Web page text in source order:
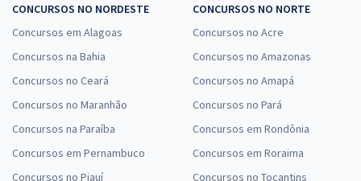
CONCURSOS NO NORDESTE
Concursos em Alagoas
Concursos na Bahia
Concursos no Ceará
Concursos no Maranhão
Concursos na Paraíba
Concursos em Pernambuco
Concursos no Piauí
CONCURSOS NO NORTE
Concursos no Acre
Concursos no Amazonas
Concursos no Amapá
Concursos no Pará
Concursos em Rondônia
Concursos em Roraima
Concursos no Tocantins